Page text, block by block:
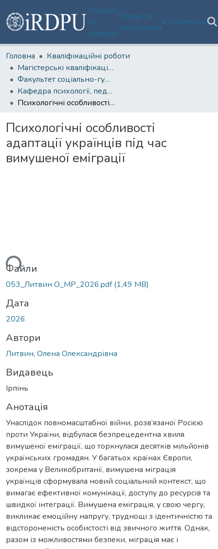
Розділи
та
колекції
Пошук за
критеріями
Статистика
Головна
Кваліфікаційні роботи
Магістерські кваліфікаційні роботи
Факультет соціально-гуманітарних технологій, спорту та реабілітації
Кафедра психології, педагогіки та суспільних дисциплін
Психологічні особливості адаптації українців під час вимушеної еміграції
Психологічні особливості
адаптації українців під час
вимушеної еміграції
Файли
053_Литвин О_МР_2026.pdf(1,49 MB)
Дата
2026
Автори
Литвин, Олена Олександрівна
Видавець
Ірпінь
Анотація
Унаслідок повномасштабної війни, розв’язаної Росією
проти України, відбулася безпрецедентна хвиля
вимушеної еміграції, що торкнулася десятків мільйонів
українських громадян. У багатьох країнах Європи,
зокрема у Великобританії, вимушена міграція
українців сформувала новий соціальний контекст, що
вимагає ефективної комунікації, доступу до ресурсів та
швидкої інтеграції. Вимушена еміграція, у свою чергу,
викликає емоційну напругу, труднощі з ідентичністю та
відстороненість особистості від звичного життя. Однак,
разом із можливостями безпеки, міграція має і